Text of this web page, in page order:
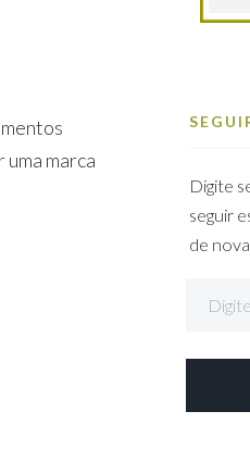
marca
Digite
seguir
de